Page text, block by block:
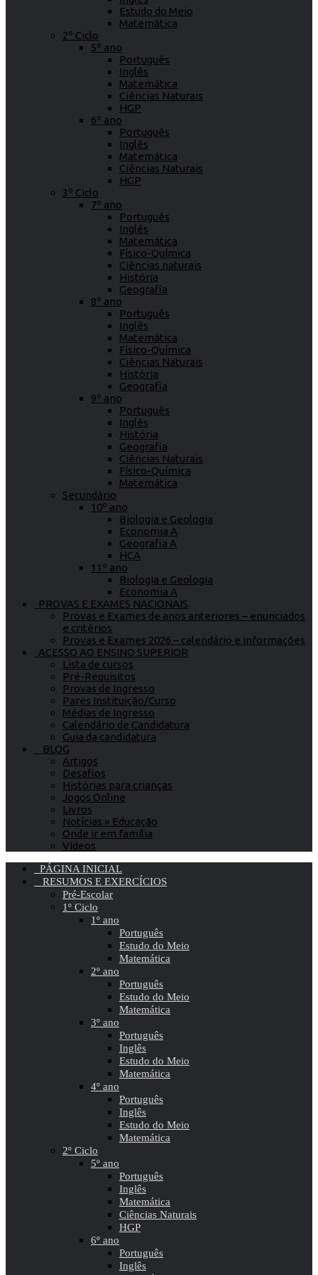
Estudo do Meio
Matemática
2º Ciclo
5º ano
Português
Inglês
Matemática
Ciências Naturais
HGP
6º ano
Português
Inglês
Matemática
Ciências Naturais
HGP
3º Ciclo
7º ano
Português
Inglês
Matemática
Físico-Química
Ciências naturais
História
Geografia
8º ano
Português
Inglês
Matemática
Físico-Química
Ciências Naturais
História
Geografia
9º ano
Português
Inglês
História
Geografia
Ciências Naturais
Físico-Química
Matemática
Secundário
10º ano
Biologia e Geologia
Economia A
Geografia A
HCA
11º ano
Biologia e Geologia
Economia A
PROVAS E EXAMES NACIONAIS
Provas e Exames de anos anteriores – enunciados
e critérios
Provas e Exames 2026 – calendário e informações
ACESSO AO ENSINO SUPERIOR
Lista de cursos
Pré-Requisitos
Provas de Ingresso
Pares Instituição/Curso
Médias de Ingresso
Calendário de Candidatura
Guia da candidatura
BLOG
Artigos
Desafios
Histórias para crianças
Jogos Online
Livros
Notícias » Educação
Onde ir em família
Vídeos
PÁGINA INICIAL
RESUMOS E EXERCÍCIOS
Pré-Escolar
1º Ciclo
1º ano
Português
Estudo do Meio
Matemática
2º ano
Português
Estudo do Meio
Matemática
3º ano
Português
Inglês
Estudo do Meio
Matemática
4º ano
Português
Inglês
Estudo do Meio
Matemática
2º Ciclo
5º ano
Português
Inglês
Matemática
Ciências Naturais
HGP
6º ano
Português
Inglês